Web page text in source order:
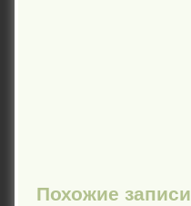
Похожие записи